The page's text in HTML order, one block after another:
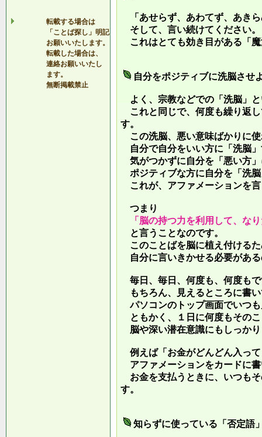
転載する場合は
「ことば探し」明記
お願いいたします。
転載した場合は、
連絡お願いいたし
ます。
無断掲載禁止
「あせらず、あわてず、あき
そして、言い続けてください。
これはとても効き目がある「
自分をポジティブに洗脳させ
よく、宗教などでの「洗脳」
これと同じで、何度も繰り返
す。
この洗脳、悪い意味ばかりに
自分で自分をいい方に「洗脳
気がつかずに自分を「悪い方
ポジティブな方に自分を「洗
これが、アファメーションを
つまり
「脳の持つ力を利用して、な
と言うことなのです。
このことばを脳に植え付ける
自分に言いきかせる必要があ
毎日、毎日、何度も、何度も
もちろん、見えるところに書
パソコンのトップ画面でいつ
ともかく、１日に何度もその
脳や深い潜在意識にもしっか
例えば「お金がどんどん入っ
アファメーションをカードに
お金を支払うときに、いつも
す。
知らずに使っている「否定語